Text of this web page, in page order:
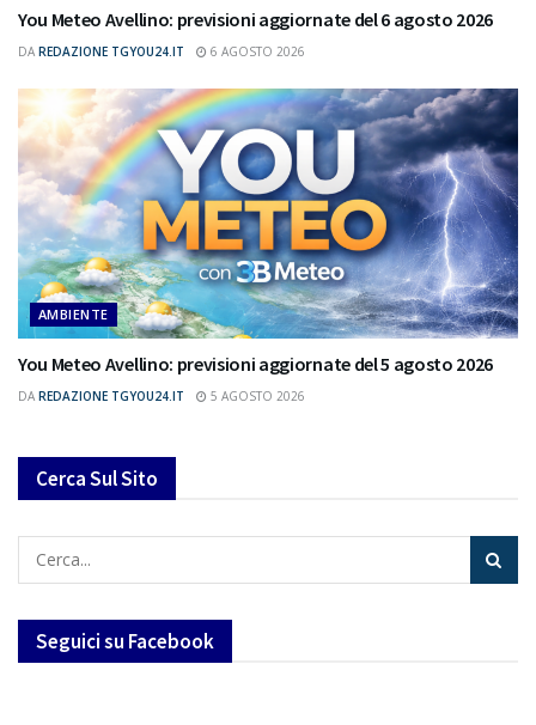
You Meteo Avellino: previsioni aggiornate del 6 agosto 2026
DA REDAZIONE TGYOU24.IT 6 AGOSTO 2026
AMBIENTE
You Meteo Avellino: previsioni aggiornate del 5 agosto 2026
DA REDAZIONE TGYOU24.IT 5 AGOSTO 2026
Cerca Sul Sito
Seguici su Facebook